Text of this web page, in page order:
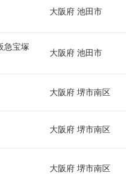
大阪府 池田市
急宝塚
大阪府 池田市
大阪府 堺市南区
大阪府 堺市南区
大阪府 堺市南区